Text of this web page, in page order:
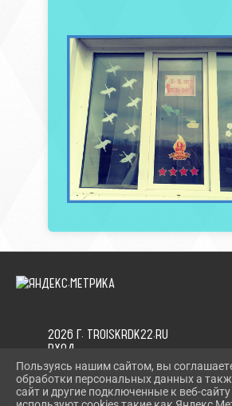
2026 Г. TROISKRDK22.RU
ВХОД
КАРТА САЙТА
ПОЛИТИКА ОБРАБОТКИ
Пользуясь нашим сайтом, вы
обработки персональных данных а
сайт и другие подключенные к веб-